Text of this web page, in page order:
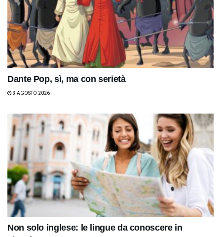
Dante Pop, sì, ma con serietà
3 AGOSTO 2026
Non solo inglese: le lingue da conoscere in